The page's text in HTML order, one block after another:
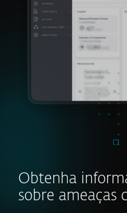
Obtenha
sobre ameaças